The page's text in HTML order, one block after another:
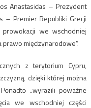
Anastasidas – Prezydent
– Premier Republiki Grecji
we wschodniej
międzynarodowe”.
z terytorium Cypru,
dzięki której można
„wyrazili poważne
we wschodniej części